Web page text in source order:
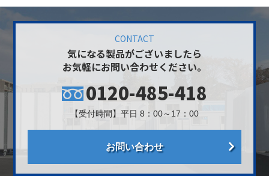
CONTACT
気になる製品がございましたら
お気軽にお問い合わせください。
0120-485-418
【受付時間】平日 8：00～17：00
お問い合わせ